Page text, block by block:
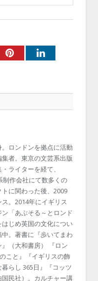
PinterestLinkedIn
ロンドンを拠点に活動
者。東京の文芸系出版
ライターを経て、
制作会社にて数多くの
に関わった後、2009
。2014年にイギリス
「あぶそる～とロンド
じめ英国の文化につい
。著書に『歩いてまわ
（大和書房） 『ロン
こと』『イギリスの飾
らし 365日』『コッツ
民社）。カルチャー講